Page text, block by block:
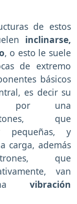
de estos
inclinarse,
, o esto le suele
de extremo
básicos
es decir su
por una
que
pequeñas, y
carga, además
que
van
vibración